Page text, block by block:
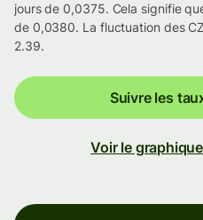
jours de 0,0375. Cela signifie
de 0,0380. La fluctuation des
2.39.
Suivre les
Voir le